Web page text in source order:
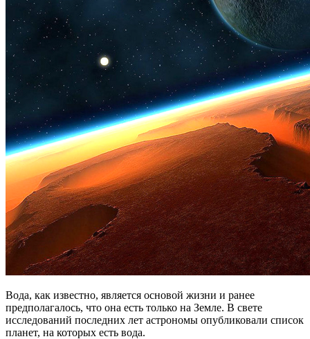
Вода, как известно, является основой жизни и ранее
предполагалось, что она есть только на Земле. В свете
исследований последних лет астрономы опубликовали список
планет, на которых есть вода.